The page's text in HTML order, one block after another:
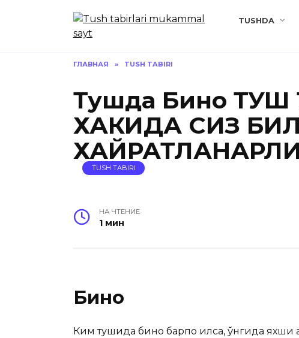
TUSHDA
ГЛАВНАЯ » TUSH TABIRI
Тушда Бино ТУШ
ХАКИДА СИЗ
TUSH TABIRI
НА ЧТЕНИЕ
1 мин
Бино
Ким тушида бино барпо қилса, ўнгида яхши